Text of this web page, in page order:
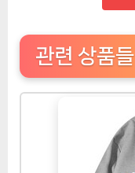
관련 상품들